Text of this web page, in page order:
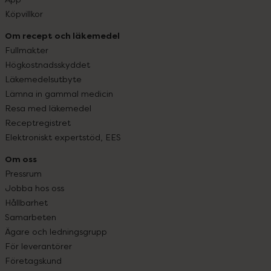
Köpvillkor
Om recept och läkemedel
Fullmakter
Högkostnadsskyddet
Läkemedelsutbyte
Lämna in gammal medicin
Resa med läkemedel
Receptregistret
Elektroniskt expertstöd, EES
Om oss
Pressrum
Jobba hos oss
Hållbarhet
Samarbeten
Ägare och ledningsgrupp
För leverantörer
Företagskund